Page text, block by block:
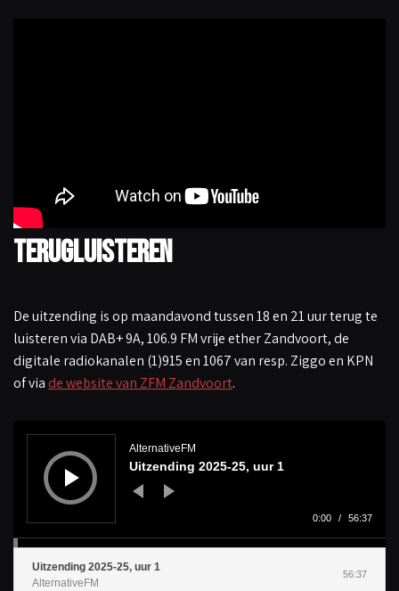
Terugluisteren
De uitzending is op maandavond tussen 18 en 21 uur terug te
luisteren via DAB+ 9A, 106.9 FM vrije ether Zandvoort, de
digitale radiokanalen (1)915 en 1067 van resp. Ziggo en KPN
of viade website van ZFM Zandvoort.
AlternativeFM
Uitzending 2025-25, uur 1
0:00 / 56:37
Uitzending 2025-25, uur 1
AlternativeFM
56:37